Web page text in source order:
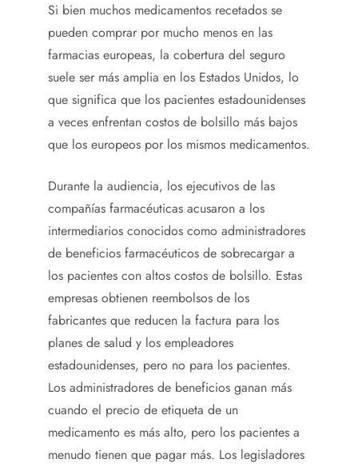
Si bien muchos medicamentos recetados se
pueden comprar por mucho menos en las
farmacias europeas, la cobertura del seguro
suele ser más amplia en los Estados Unidos, lo
que significa que los pacientes estadounidenses
a veces enfrentan costos de bolsillo más bajos
que los europeos por los mismos medicamentos.
Durante la audiencia, los ejecutivos de las
compañías farmacéuticas acusaron a los
intermediarios conocidos como administradores
de beneficios farmacéuticos de sobrecargar a
los pacientes con altos costos de bolsillo. Estas
empresas obtienen reembolsos de los
fabricantes que reducen la factura para los
planes de salud y los empleadores
estadounidenses, pero no para los pacientes.
Los administradores de beneficios ganan más
cuando el precio de etiqueta de un
medicamento es más alto, pero los pacientes a
menudo tienen que pagar más. Los legisladores